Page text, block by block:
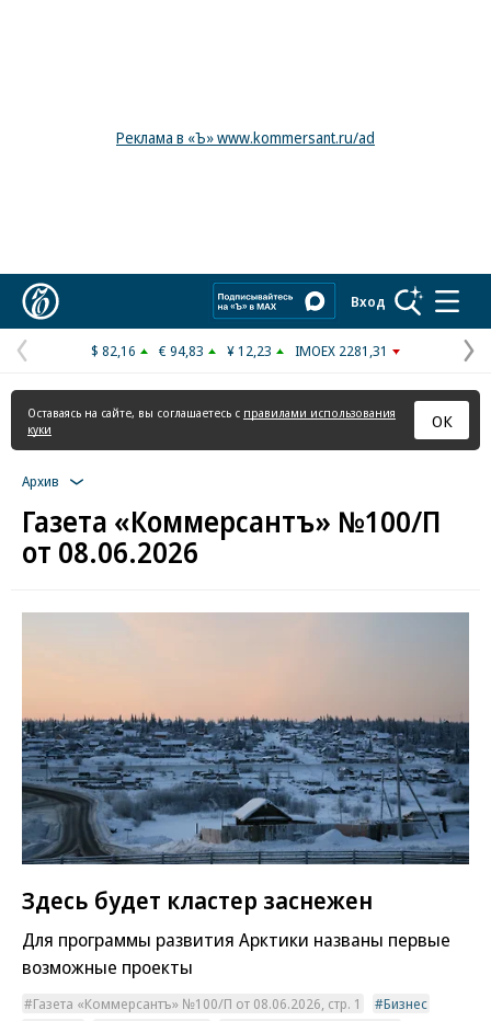
Реклама в «Ъ» www.kommersant.ru/ad
Вход
Предыдущая
страница
$ 82,16 € 94,83 ¥ 12,23 IMOEX 2281,31
Оставаясь на сайте, вы соглашаетесь с правилами использования
куки
ОК
Архив
Газета «Коммерсантъ» №100/П
от 08.06.2026
Здесь будет кластер заснежен
Для программы развития Арктики названы первые
возможные проекты
Газета «Коммерсантъ» №100/П от 08.06.2026, стр. 1
Бизнес